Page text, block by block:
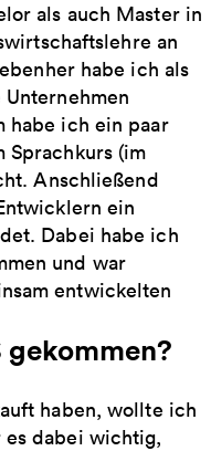
als auch Master in
an
habe ich als
habe ich ein paar
Sprachkurs (im
Anschließend
ein
Dabei habe ich
und war
entwickelten
haben, wollte ich
es dabei wichtig,